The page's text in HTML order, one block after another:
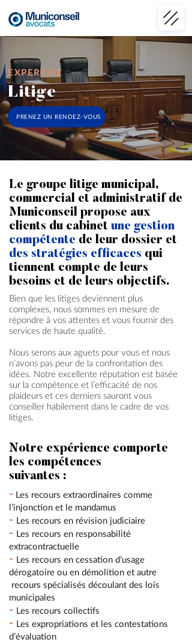
EXPERTISE
Litige
PRENEZ UN RENDEZ-VOUS
Le groupe litige municipal,
commercial et administratif de
Municonseil propose aux
clients du cabinet une gestion
compétente de leur dossier et
des stratégies efficaces qui
tiennent compte de leurs
besoins et de leurs objectifs.
Bien que les litiges deviennent plus
complexes, nous sommes en mesure de
répondre à vos attentes et vous fournir des
services de haute qualité.
Nous serons aux aguets pour vous et nous
n’avons pas peur de la confrontation des
idées. Notre excellente réputation est basée
sur la compétence et l’efficacité de nos
plaideurs et ces derniers sauront vous
conseiller habilement dans le cadre de vos
litiges.
Notre expérience comporte
les compétences
suivantes :
- Les recours extraordinaires comme
l’injonction et le mandamus
- Les recours en révision judiciaire
- Les recours en responsabilité
extracontractuelle
- Les recours en cessation d’usage
dérogatoire ou en démolition et autre
recours spécialisés découlant des lois
municipales
- Les recours collectifs
- Les expropriations et les contestations
d’évaluation